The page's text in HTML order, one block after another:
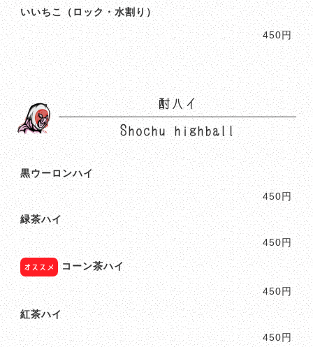
いいちこ（ロック・水割り）
450円
酎ハイ
Shochu highball
黒ウーロンハイ
450円
緑茶ハイ
450円
オススメ コーン茶ハイ
450円
紅茶ハイ
450円